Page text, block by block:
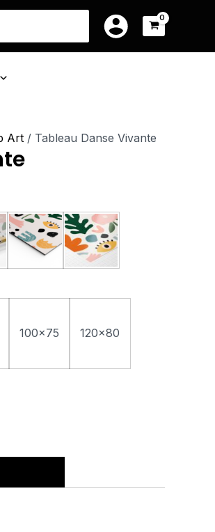
Art / Tableau Danse Vivante
FlottantPlexiglas
Tableau AluminiumPoster sur Papier
100x75 120x80
14.90€
219.90€